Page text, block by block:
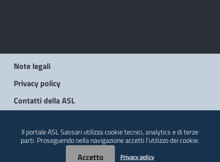
Note legali
Privacy policy
Contatti della ASL
Il portale ASL Sassari utilizza cookie tecnici, analytics e di terze
parti. Proseguendo nella navigazione accetti l’utilizzo dei cookie.
Accetto Privacy policy